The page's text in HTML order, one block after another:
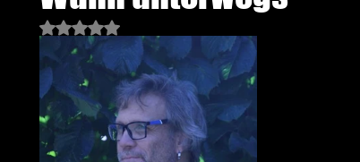
Mit NaN von 5 Sternen bewertet.